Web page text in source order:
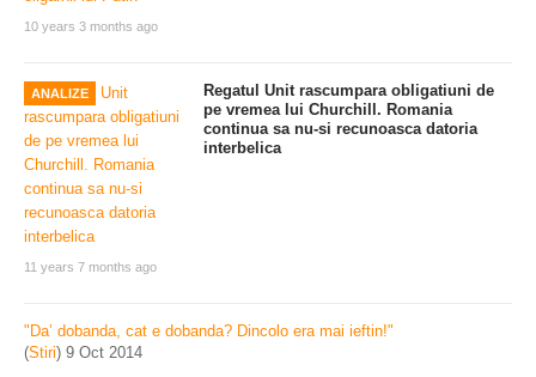
10 years 3 months ago
ANALIZE
11 years 7 months ago
Regatul Unit rascumpara obligatiuni de
pe vremea lui Churchill. Romania
continua sa nu-si recunoasca datoria
interbelica
"Da’ dobanda, cat e dobanda? Dincolo era mai ieftin!"
(Stiri) 9 Oct 2014